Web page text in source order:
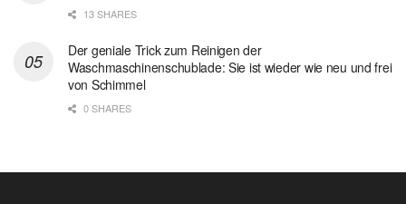
13 SHARES
Der geniale Trick zum Reinigen der
Waschmaschinenschublade: Sie ist wieder wie neu und frei
von Schimmel
0 SHARES